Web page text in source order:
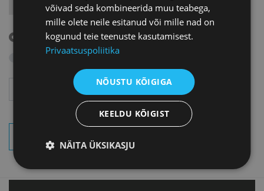
JÄRELVAATAMINE MESSID VARIA VÄLISVISIIDID
Tulevased sündmused
Otsi arhiivist
võivad seda kombineerida muu teabega,
mille olete neile esitanud või mille nad on
kogunud teie teenuste kasutamisest.
Privaatsuspoliitika
NÕUSTU KÕIGIGA
KEELDU KÕIGIST
NÄITA ÜKSIKASJU